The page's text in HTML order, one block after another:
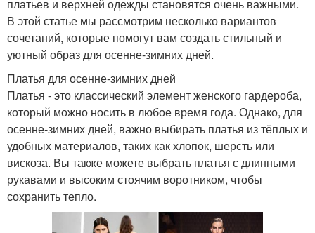
платьев и верхней одежды становятся очень важными.
В этой статье мы рассмотрим несколько вариантов
сочетаний, которые помогут вам создать стильный и
уютный образ для осенне-зимних дней.
Платья для осенне-зимних дней
Платья - это классический элемент женского гардероба,
который можно носить в любое время года. Однако, для
осенне-зимних дней, важно выбирать платья из тёплых и
удобных материалов, таких как хлопок, шерсть или
вискоза. Вы также можете выбрать платья с длинными
рукавами и высоким стоячим воротником, чтобы
сохранить тепло.